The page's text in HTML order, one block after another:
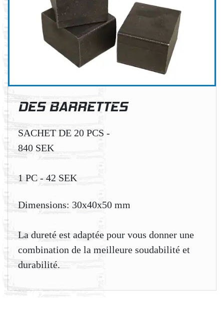
DES BARRETTES
SACHET DE 20 PCS -
840 SEK
1 PC - 42 SEK
Dimensions: 30x40x50 mm
La dureté est adaptée pour vous donner une
combination de la meilleure soudabilité et
durabilité.